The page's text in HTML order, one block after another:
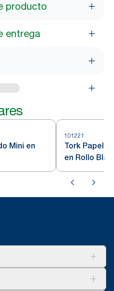
producto
entrega
Mini en
101221
Tork Papel
en Rollo